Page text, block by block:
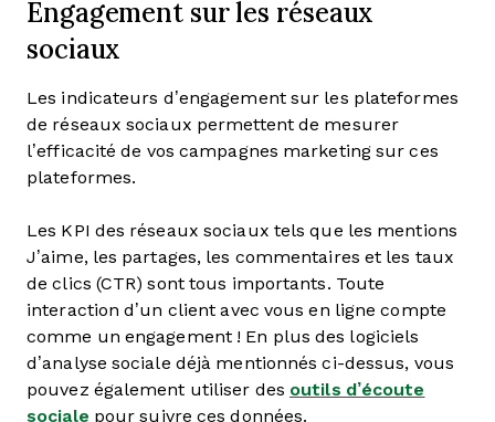
Engagement sur les réseaux
sociaux
Les indicateurs d’engagement sur les plateformes
de réseaux sociaux permettent de mesurer
l’efficacité de vos campagnes marketing sur ces
plateformes.
Les KPI des réseaux sociaux tels que les mentions
J’aime, les partages, les commentaires et les taux
de clics (CTR) sont tous importants. Toute
interaction d’un client avec vous en ligne compte
comme un engagement ! En plus des logiciels
d’analyse sociale déjà mentionnés ci-dessus, vous
pouvez également utiliser des outils d’écoute
sociale pour suivre ces données.